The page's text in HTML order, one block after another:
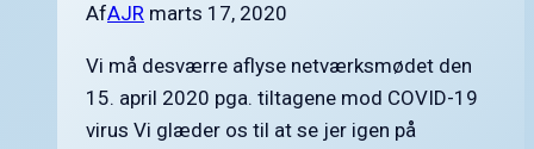
AfAJR marts 17, 2020
Vi må desværre aflyse netværksmødet den
15. april 2020 pga. tiltagene mod COVID-19
virus Vi glæder os til at se jer igen på